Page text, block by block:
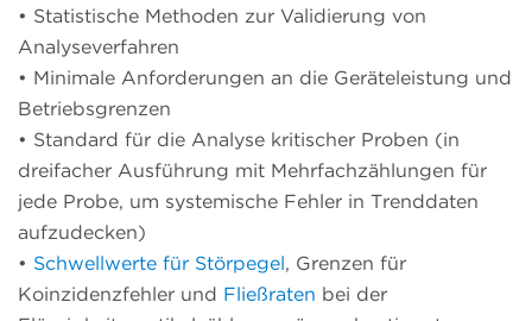
• Statistische Methoden zur Validierung von
Analyseverfahren
• Minimale Anforderungen an die Geräteleistung und
Betriebsgrenzen
• Standard für die Analyse kritischer Proben (in
dreifacher Ausführung mit Mehrfachzählungen für
jede Probe, um systemische Fehler in Trenddaten
aufzudecken)
• Schwellwerte für Störpegel, Grenzen für
Koinzidenzfehler und Fließraten bei der